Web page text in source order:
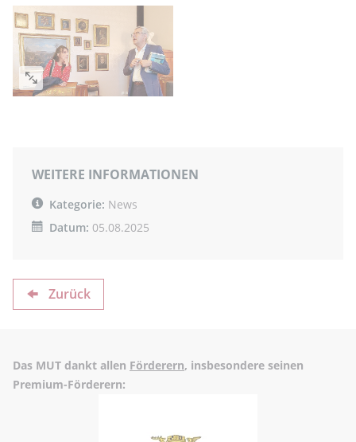
WEITERE INFORMATIONEN
Kategorie: News
Datum: 05.08.2025
Zurück
Das MUT dankt allen Förderern, insbesondere seinen
Premium-Förderern: